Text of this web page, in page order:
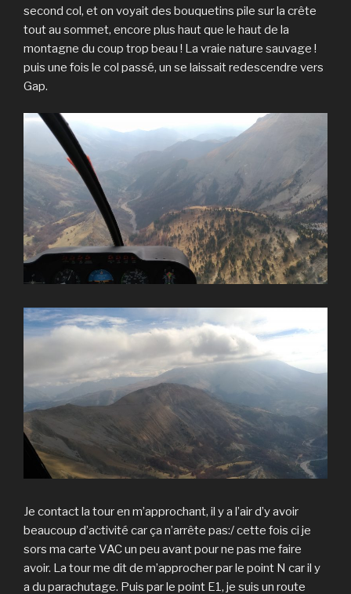
second col, et on voyait des bouquetins pile sur la crête
tout au sommet, encore plus haut que le haut de la
montagne du coup trop beau ! La vraie nature sauvage !
puis une fois le col passé, un se laissait redescendre vers
Gap.
Je contact la tour en m’approchant, il y a l’air d’y avoir
beaucoup d’activité car ça n’arrête pas:/ cette fois ci je
sors ma carte VAC un peu avant pour ne pas me faire
avoir. La tour me dit de m’approcher par le point N car il y
a du parachutage. Puis par le point E1, je suis un route